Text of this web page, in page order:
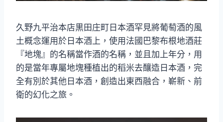
久野九平治本店黒田庄町日本酒罕見將葡萄酒的風
土概念運用於日本酒上，使用法國巴黎布根地酒莊
『地塊』的名稱當作酒的名稱，並且加上年分，用
的是當年專屬地塊種植出的稻米去釀造日本酒，完
全有別於其他日本酒，創造出東西融合，嶄新、前
衛的幻化之旅。